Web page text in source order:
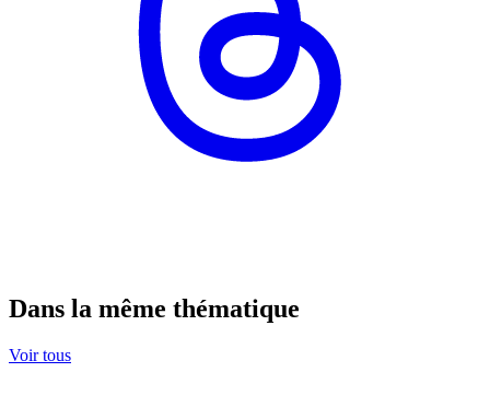
Dans la même thématique
Voir tous